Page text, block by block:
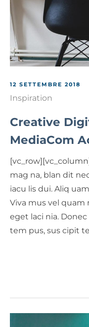
12 SETTEMBRE 2018
Inspiration
Creative
MediaCom
mag na, blan dit
iacu lis dui. Aliq
Viva mus vel quam
eget laci nia.
tem pus, sus cipit